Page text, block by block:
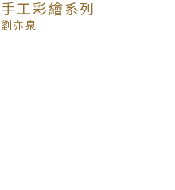
手工彩繪系列
劉亦泉